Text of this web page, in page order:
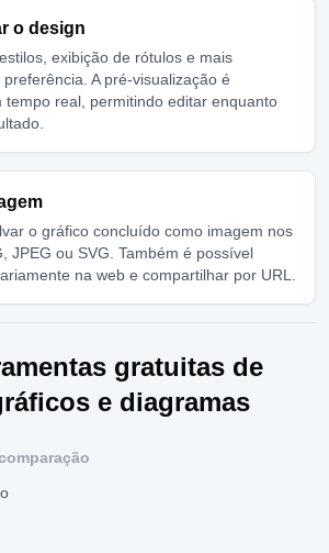
o design
exibição de rótulos e mais
A pré-visualização é
tempo real, permitindo editar enquanto
o gráfico concluído como imagem nos
JPEG ou SVG. Também é possível
na web e compartilhar por URL.
gratuitas de
e diagramas